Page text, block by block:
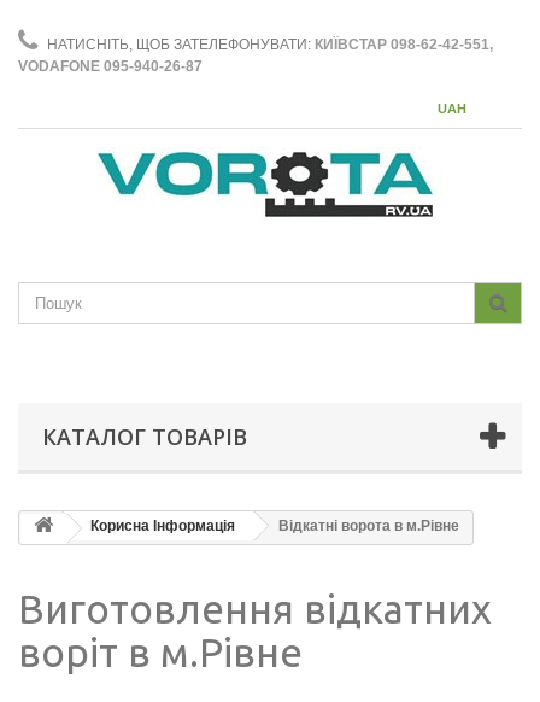
НАТИСНІТЬ, ЩОБ ЗАТЕЛЕФОНУВАТИ: КИЇВСТАР 098-62-42-551,
VODAFONE 095-940-26-87
UAH
КАТАЛОГ ТОВАРІВ
Корисна Інформація Відкатні ворота в м.Рівне
Виготовлення відкатних
воріт в м.Рівне